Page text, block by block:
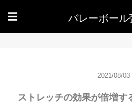
☰ バレーボール
2021/08/03
ストレッチの効果が倍増す